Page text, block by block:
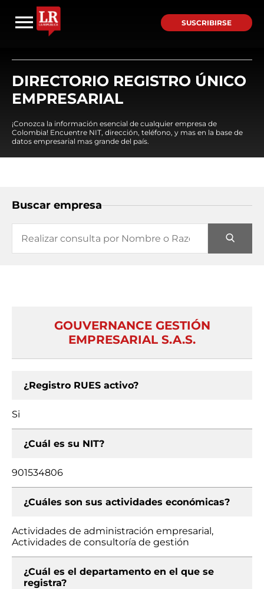
SUSCRIBIRSE
DIRECTORIO REGISTRO ÚNICO
EMPRESARIAL
¡Conozca la información esencial de cualquier empresa de
Colombia! Encuentre NIT, dirección, teléfono, y mas en la base de
datos empresarial mas grande del país.
Buscar empresa
GOUVERNANCE GESTIÓN
EMPRESARIAL S.A.S.
¿Registro RUES activo?
Si
¿Cuál es su NIT?
901534806
¿Cuáles son sus actividades económicas?
Actividades de administración empresarial,
Actividades de consultoría de gestión
¿Cuál es el departamento en el que se
registra?